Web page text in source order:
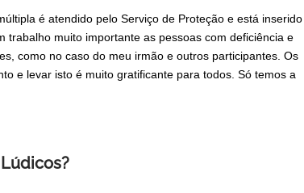
é atendido pelo Serviço de Proteção e está inserido
trabalho muito importante as pessoas com deficiência e
como no caso do meu irmão e outros participantes. Os
e levar isto é muito gratificante para todos. Só temos a